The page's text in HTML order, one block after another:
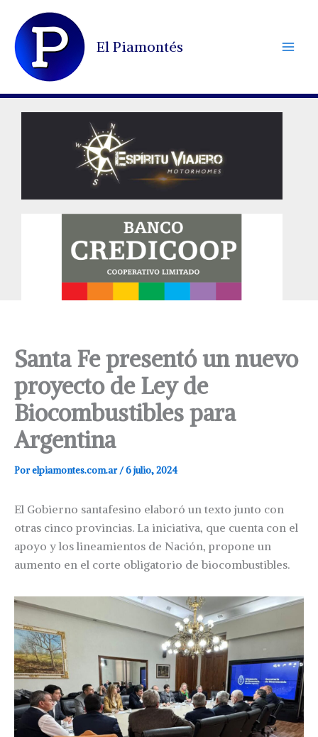
contenido
El Piamontés
Santa Fe presentó un nuevo
proyecto de Ley de
Biocombustibles para
Argentina
Porelpiamontes.com.ar/6 julio, 2024
El Gobierno santafesino elaboró un texto junto con
otras cinco provincias. La iniciativa, que cuenta con el
apoyo y los lineamientos de Nación, propone un
aumento en el corte obligatorio de biocombustibles.